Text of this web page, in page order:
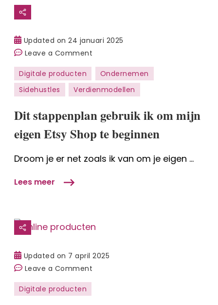
Updated on24 januari 2025
Leave a Comment
Dit
stappenplan
gebruik
om
mijn
eigen
Etsy
Digitale producten
Ondernemen
Sidehustles
Verdienmodellen
Dit stappenplan gebruik ik om mijn
eigen Etsy Shop te beginnen
Droom je er net zoals ik van om je eigen …
Lees meer
Updated on 7 april 2025
Leave a Comment
Digitale producten